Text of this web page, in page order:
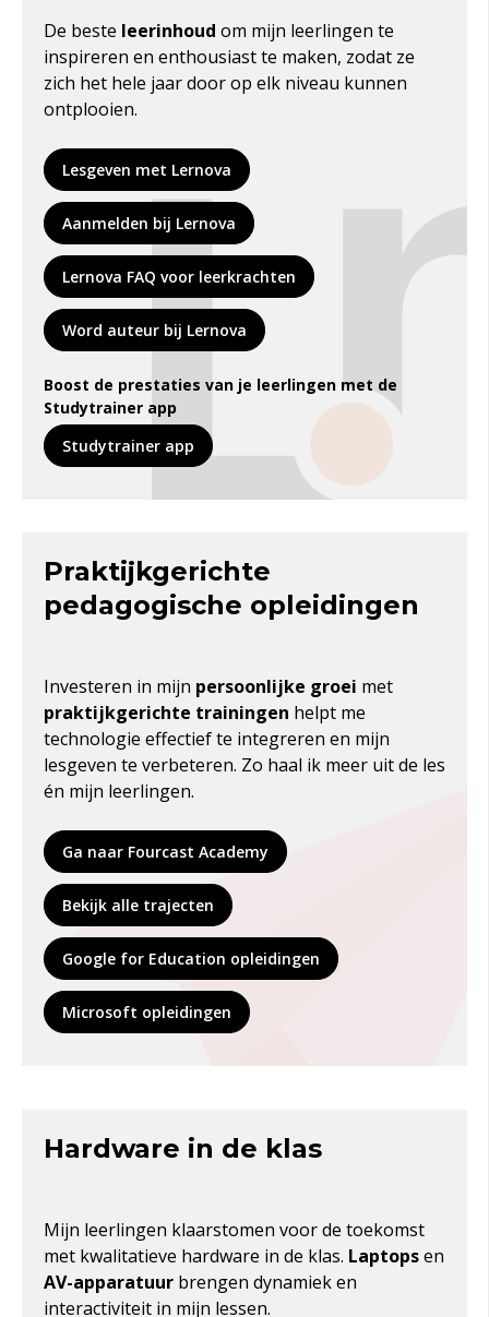
De beste leerinhoud om mijn leerlingen te
inspireren en enthousiast te maken, zodat ze
zich het hele jaar door op elk niveau kunnen
ontplooien.
Lesgeven met Lernova
Aanmelden bij Lernova
Lernova FAQ voor leerkrachten
Word auteur bij Lernova
Boost de prestaties van je leerlingen met de
Studytrainer app
Studytrainer app
Praktijkgerichte
pedagogische opleidingen
Investeren in mijn persoonlijke groei met
praktijkgerichte trainingen helpt me
technologie effectief te integreren en mijn
lesgeven te verbeteren. Zo haal ik meer uit de les
én mijn leerlingen.
Ga naar Fourcast Academy
Bekijk alle trajecten
Google for Education opleidingen
Microsoft opleidingen
Hardware in de klas
Mijn leerlingen klaarstomen voor de toekomst
met kwalitatieve hardware in de klas. Laptopsen
AV-apparatuur brengen dynamieken
interactiviteit in mijn lessen.